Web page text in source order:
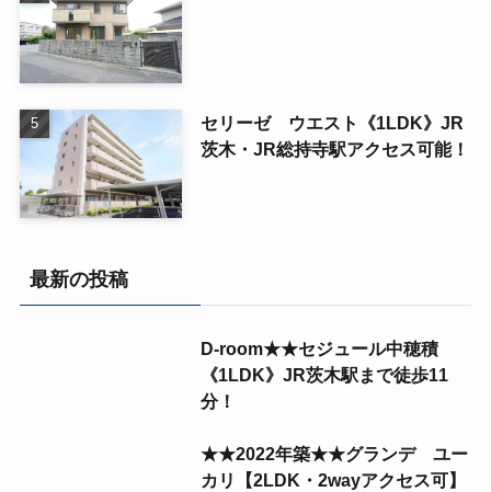
セリーゼ ウエスト《1LDK》JR
茨木・JR総持寺駅アクセス可能！
最新の投稿
D-room★★セジュール中穂積
《1LDK》JR茨木駅まで徒歩11
分！
★★2022年築★★グランデ ユー
カリ【2LDK・2wayアクセス可】